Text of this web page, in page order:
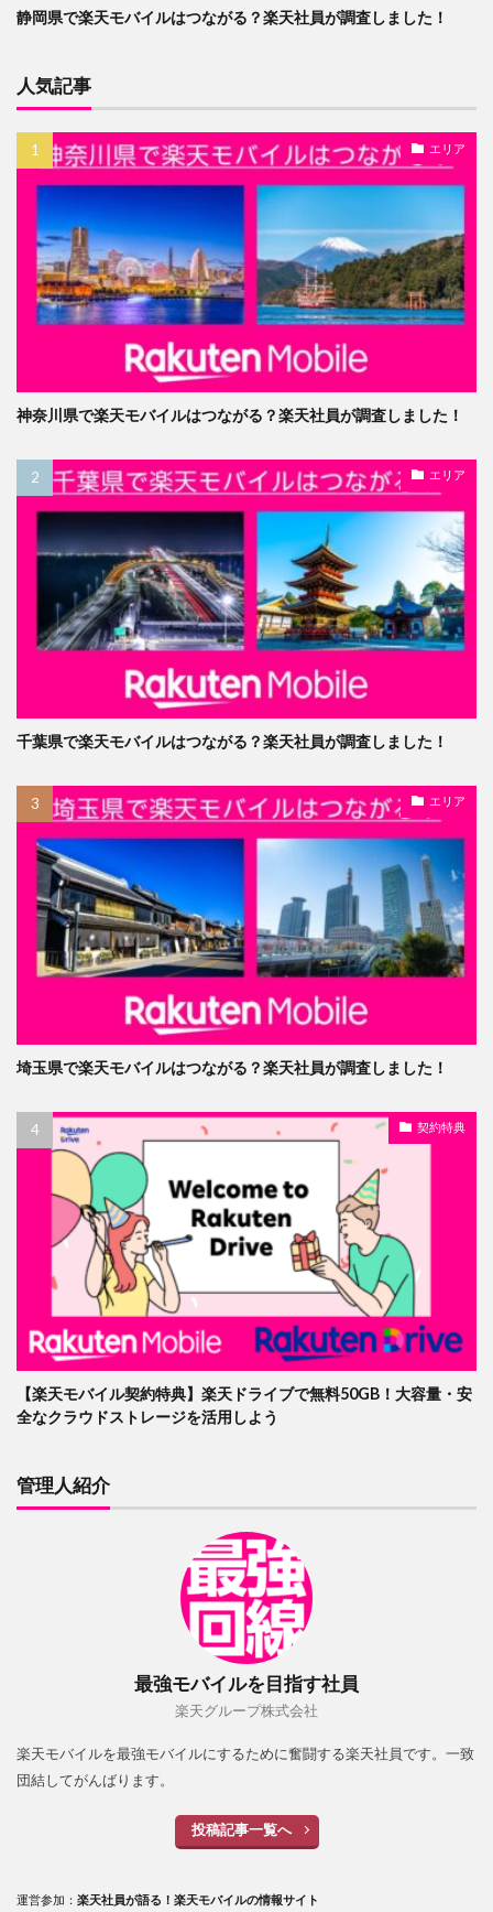
静岡県で楽天モバイルはつながる？楽天社員が調査しました！
人気記事
エリア
神奈川県で楽天モバイルはつながる？楽天社員が調査しました！
エリア
千葉県で楽天モバイルはつながる？楽天社員が調査しました！
エリア
埼玉県で楽天モバイルはつながる？楽天社員が調査しました！
契約特典
【楽天モバイル契約特典】楽天ドライブで無料50GB！大容量・安
全なクラウドストレージを活用しよう
管理人紹介
最強モバイルを目指す社員
楽天グループ株式会社
楽天モバイルを最強モバイルにするために奮闘する楽天社員です。一致
団結してがんばります。
投稿記事一覧へ
運営参加： 楽天社員が語る！楽天モバイルの情報サイト